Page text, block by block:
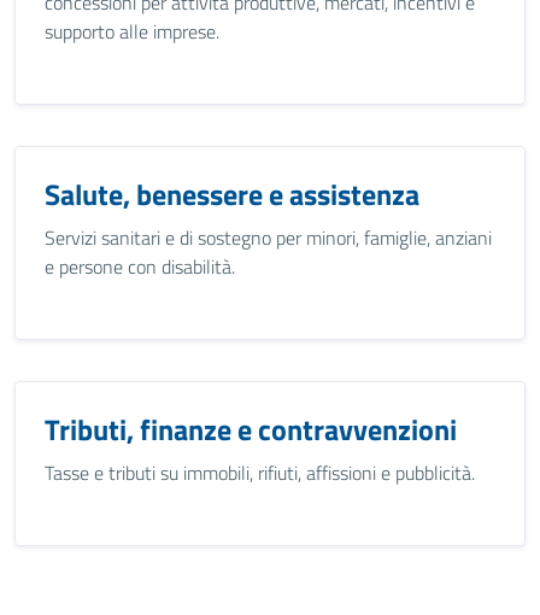
supporto alle imprese.
Salute, benessere e assistenza
Servizi sanitari e di sostegno per minori, famiglie, anziani
e persone con disabilità.
Tributi, finanze e contravvenzioni
Tasse e tributi su immobili, rifiuti, affissioni e pubblicità.